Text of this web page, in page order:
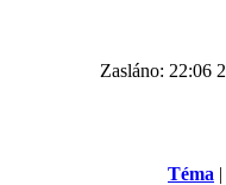
Zasláno: 22:06
Téma |